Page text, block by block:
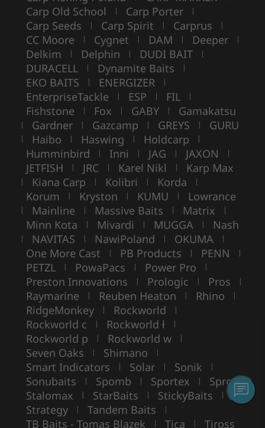
Carp Old School | Carp Porter |
Carp Seeds | Carp Spirit | Carprus |
CC Moore | Cygnet | DAM | Deeper |
Delkim | Delphin | DUDI BAIT |
DURACELL | Dynamite Baits |
EKO BAITS | ENERGIZER |
EnterpriseTackle | ESP | FIL |
Fishstone | Fox | GABY | Gamakatsu
| Gardner | Gazcamp | GREYS | GURU
| Haibo | Haswing | Holdcarp |
Humminbird | Inni | JAG | JAXON |
JETFISH | JRC | Karel Nikl | Karp Max
| Kiana Carp | Kolibri | Korda |
Korum | Kryston | KUMU | Lowrance
| Mainline | Massive Baits | Matrix |
Minn Kota | Mivardi | MUGGA | Nash
| NAVITAS | NawiPoland | OKUMA |
One More Cast | PB Products | PENN |
PETZL | PowaPacs | Power Pro |
Preston Innovations | Prologic | Pros |
Raymarine | Reuben Heaton | Rhino |
RidgeMonkey | Rockworld |
Rockworld c | Rockworld ł |
Rockworld p | Rockworld w |
Seven Oaks | Shimano |
Smart Indicators | Solar | Sonik |
Sonubaits | Spomb | Sportex | Spro |
Stalomax | StarBaits | StickyBaits |
Strategy | Tandem Baits |
TB Baits - Tomas Blazek | Tica | Tiross